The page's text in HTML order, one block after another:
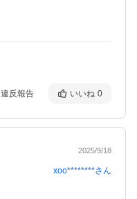
違反報告 いいね 0
2025/9/18
xoo********さん